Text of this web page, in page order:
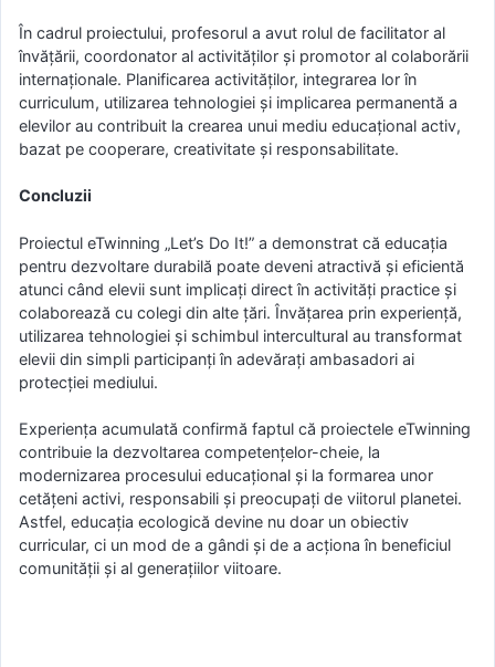
În cadrul proiectului, profesorul a avut rolul de facilitator al
învățării, coordonator al activităților și promotor al colaborării
internaționale. Planificarea activităților, integrarea lor în
curriculum, utilizarea tehnologiei și implicarea permanentă a
elevilor au contribuit la crearea unui mediu educațional activ,
bazat pe cooperare, creativitate și responsabilitate.
Concluzii
Proiectul eTwinning „Let’s Do It!” a demonstrat că educația
pentru dezvoltare durabilă poate deveni atractivă și eficientă
atunci când elevii sunt implicați direct în activități practice și
colaborează cu colegi din alte țări. Învățarea prin experiență,
utilizarea tehnologiei și schimbul intercultural au transformat
elevii din simpli participanți în adevărați ambasadori ai
protecției mediului.
Experiența acumulată confirmă faptul că proiectele eTwinning
contribuie la dezvoltarea competențelor-cheie, la
modernizarea procesului educațional și la formarea unor
cetățeni activi, responsabili și preocupați de viitorul planetei.
Astfel, educația ecologică devine nu doar un obiectiv
curricular, ci un mod de a gândi și de a acționa în beneficiul
comunității și al generațiilor viitoare.